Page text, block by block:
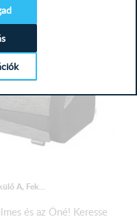
A, Fek...
és az Öné! Keresse